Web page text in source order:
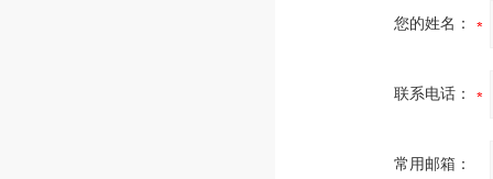
您的姓名：
联系电话：
常用邮箱：